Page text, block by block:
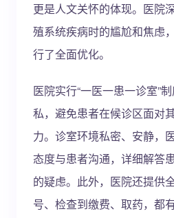
更是人文关怀的体现。医院
殖系统疾病时的尴尬和焦虑
行了全面优化。
医院实行“一医一患一诊室”
私，避免患者在候诊区面对
力。诊室环境私密、安静，
态度与患者沟通，详细解答
的疑虑。此外，医院还提供
号、检查到缴费、取药，都